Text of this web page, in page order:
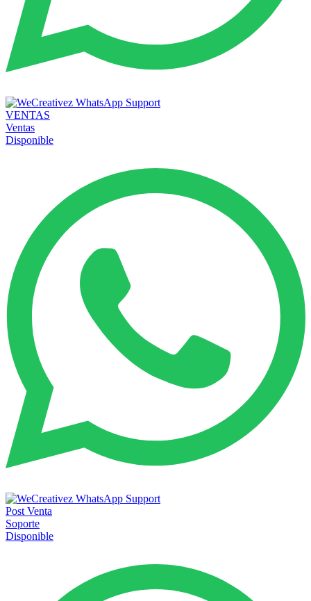
VENTAS
Ventas
Disponible
Post Venta
Soporte
Disponible